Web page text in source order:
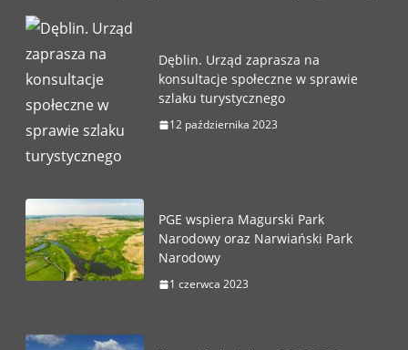
Dęblin. Urząd zaprasza na
konsultacje społeczne w sprawie
szlaku turystycznego
12 października 2023
PGE wspiera Magurski Park
Narodowy oraz Narwiański Park
Narodowy
1 czerwca 2023